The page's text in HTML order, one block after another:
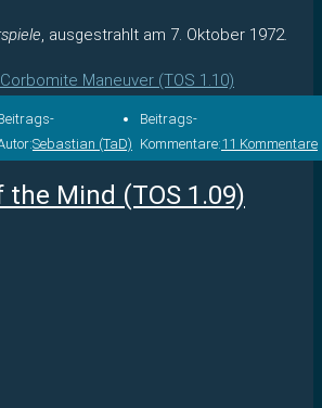
, ausgestrahlt am 7. Oktober 1972.
Maneuver (TOS 1.10)
Sebastian (TaD)
Beitrags-
Kommentare:11 Kommentare
the Mind (TOS 1.09)